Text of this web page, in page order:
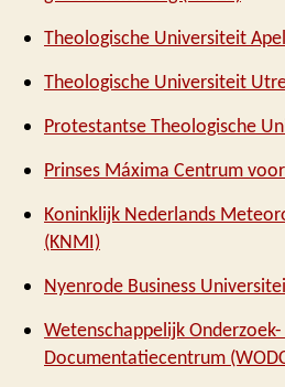
Theologische Universiteit
Theologische Universiteit
Protestantse Theologische
Prinses Máxima Centrum
Koninklijk Nederlands
(KNMI)
Nyenrode Business
Wetenschappelijk
Documentatiecentrum